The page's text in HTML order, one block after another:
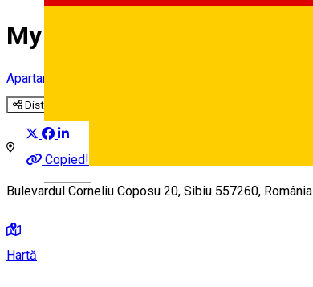
My Place - Butterflies ***
Apartament în regim hotelier
Distribuie
Copied!
Bulevardul Corneliu Coposu 20, Sibiu 557260, România
Hartă